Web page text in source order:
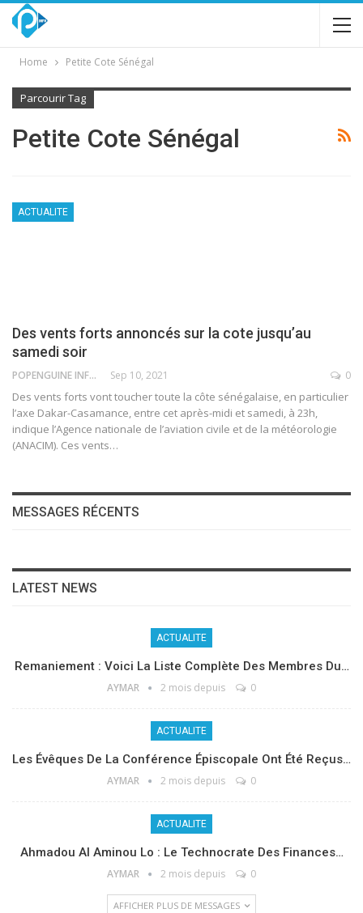
Home Petite Cote Sénégal
Parcourir Tag
Petite Cote Sénégal
ACTUALITE
Des vents forts annoncés sur la cote jusqu’au
samedi soir
POPENGUINE INFO Sep 10, 2021 0
Des vents forts vont toucher toute la côte sénégalaise, en particulier
l’axe Dakar-Casamance, entre cet après-midi et samedi, à 23h,
indique l’Agence nationale de l’aviation civile et de la météorologie
(ANACIM). Ces vents…
MESSAGES RÉCENTS
LATEST NEWS
ACTUALITE
Remaniement : Voici La Liste Complète Des Membres Du…
AYMAR 2 mois depuis 0
ACTUALITE
Les Évêques De La Conférence Épiscopale Ont Été Reçus…
AYMAR 2 mois depuis 0
ACTUALITE
Ahmadou Al Aminou Lo : Le Technocrate Des Finances…
AYMAR 2 mois depuis 0
AFFICHER PLUS DE MESSAGES